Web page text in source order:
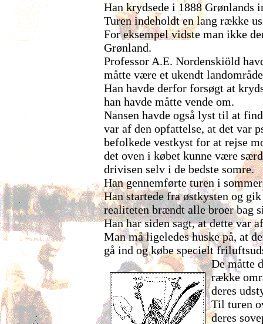
Han krydsede i 1888 Grønlands
Turen indeholdt en lang række
For eksempel vidste man ikke
Grønland.
Professor A.E. Nordenskiöld
måtte være et ukendt
Han havde derfor forsøgt at
han havde måtte vende om.
Nansen havde også lyst til at
var af den opfattelse, at det var
befolkede vestkyst for at rejse
det oven i købet kunne være
drivisen selv i de bedste somre.
Han gennemførte turen i
Han startede fra østkysten og
realiteten brændt alle broer bag
Han har siden sagt, at dette var
Man må ligeledes huske på, at
gå ind og købe specielt
De måtte
række
deres
Til turen
deres